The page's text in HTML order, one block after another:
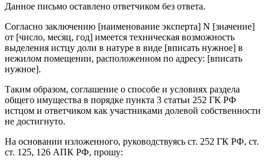
Данное письмо оставлено ответчиком без ответа.
Согласно заключению [наименование эксперта] N [значение]
от [число, месяц, год] имеется техническая возможность
выделения истцу доли в натуре в виде [вписать нужное] в
нежилом помещении, расположенном по адресу: [вписать
нужное].
Таким образом, соглашение о способе и условиях раздела
общего имущества в порядке пункта 3 статьи 252 ГК РФ
истцом и ответчиком как участниками долевой собственности
не достигнуто.
На основании изложенного, руководствуясь ст. 252 ГК РФ, ст.
ст. 125, 126 АПК РФ, прошу: